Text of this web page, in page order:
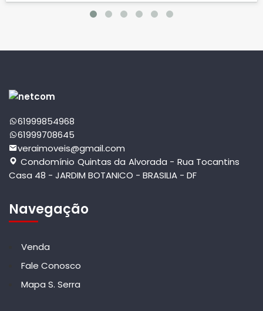
61999854968
61999708645
veraimoveis@gmail.com
Condomínio Quintas da Alvorada - Rua Tocantins
Casa 48 - JARDIM BOTANICO - BRASILIA - DF
Navegação
Venda
Fale Conosco
Mapa S. Serra